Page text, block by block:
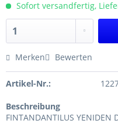
Sofort versandfertig,
Merken Bewerten
Artikel-Nr.:
Beschreibung
FINTANDANTILUS YENIDEN